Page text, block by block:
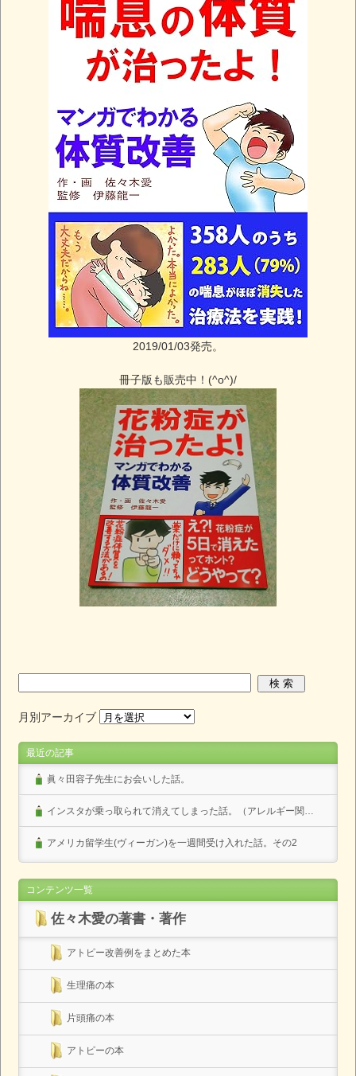
2019/01/03発売。
冊子版も販売中！(^o^)/
月別アーカイブ
最近の記事
眞々田容子先生にお会いした話。
インスタが乗っ取られて消えてしまった話。（アレルギー関係なし）
アメリカ留学生(ヴィーガン)を一週間受け入れた話。その2
コンテンツ一覧
佐々木愛の著書・著作
アトピー改善例をまとめた本
生理痛の本
片頭痛の本
アトピーの本